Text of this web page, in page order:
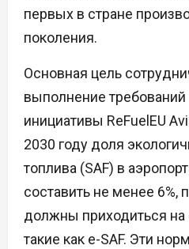
первых в стране
поколения.
Основная цель
выполнение
инициативы ReFuelEU
2030 году доля
топлива (SAF) в
составить не менее 6%,
должны приходиться на
такие как e-SAF. Эти